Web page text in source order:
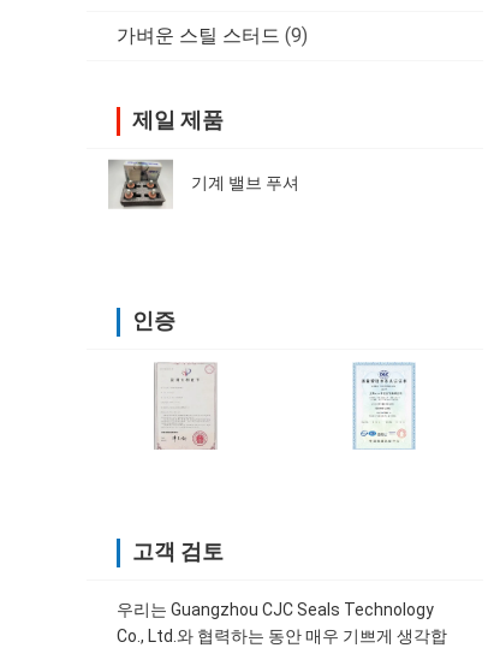
가벼운 스틸 스터드 (9)
제일 제품
기계 밸브 푸셔
인증
고객 검토
우리는 Guangzhou CJC Seals Technology
Co., Ltd.와 협력하는 동안 매우 기쁘게 생각합